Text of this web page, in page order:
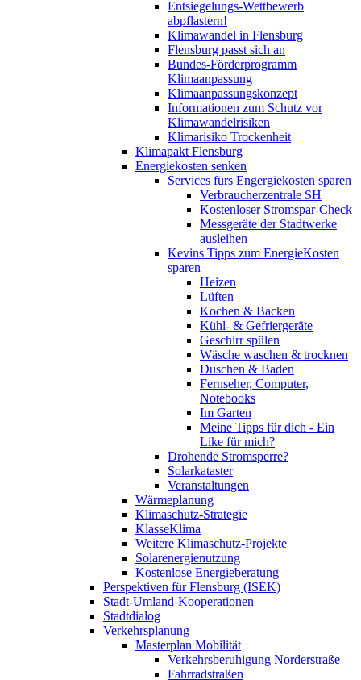
Entsiegelungs-Wettbewerb
abpflastern!
Klimawandel in Flensburg
Flensburg passt sich an
Bundes-Förderprogramm
Klimaanpassung
Klimaanpassungskonzept
Informationen zum Schutz vor
Klimawandelrisiken
Klimarisiko Trockenheit
Klimapakt Flensburg
Energiekosten senken
Services fürs Engergiekosten sparen
Verbraucherzentrale SH
Kostenloser Stromspar-Check
Messgeräte der Stadtwerke
ausleihen
Kevins Tipps zum EnergieKosten
sparen
Heizen
Lüften
Kochen & Backen
Kühl- & Gefriergeräte
Geschirr spülen
Wäsche waschen & trocknen
Duschen & Baden
Fernseher, Computer,
Notebooks
Im Garten
Meine Tipps für dich - Ein
Like für mich?
Drohende Stromsperre?
Solarkataster
Veranstaltungen
Wärmeplanung
Klimaschutz-Strategie
KlasseKlima
Weitere Klimaschutz-Projekte
Solarenergienutzung
Kostenlose Energieberatung
Perspektiven für Flensburg (ISEK)
Stadt-Umland-Kooperationen
Stadtdialog
Verkehrsplanung
Masterplan Mobilität
Verkehrsberuhigung Norderstraße
Fahrradstraßen